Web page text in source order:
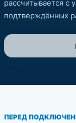
рассчитывается с
подтверждённых
ПЕРЕД